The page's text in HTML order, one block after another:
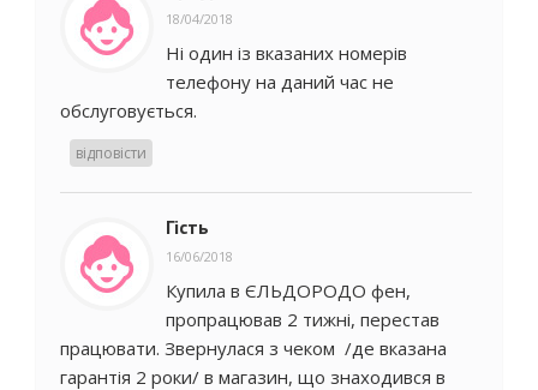
18/04/2018
Ні один із вказаних номерів
телефону на даний час не
обслуговується.
відповісти
Гість
16/06/2018
Купила в ЄЛЬДОРОДО фен,
пропрацював 2 тижні, перестав
працювати. Звернулася з чеком /де вказана
гарантія 2 роки/ в магазин, що знаходився в